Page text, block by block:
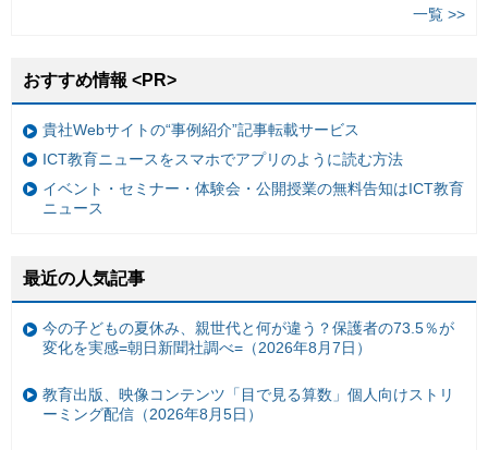
一覧 >>
おすすめ情報 <PR>
貴社Webサイトの“事例紹介”記事転載サービス
ICT教育ニュースをスマホでアプリのように読む方法
イベント・セミナー・体験会・公開授業の無料告知はICT教育
ニュース
最近の人気記事
今の子どもの夏休み、親世代と何が違う？保護者の73.5％が
変化を実感=朝日新聞社調べ=（2026年8月7日）
教育出版、映像コンテンツ「目で見る算数」個人向けストリ
ーミング配信（2026年8月5日）